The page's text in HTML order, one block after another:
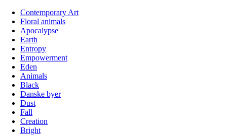
Contemporary Art
Floral animals
Apocalypse
Earth
Entropy
Empowerment
Eden
Animals
Black
Danske byer
Dust
Fall
Creation
Bright